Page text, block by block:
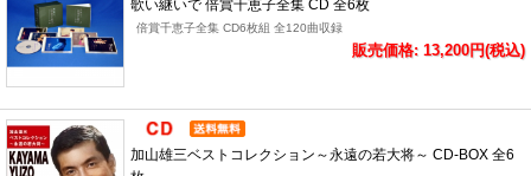
歌い継いで 倍賞千恵子全集 CD 全6枚
倍賞千恵子全集 CD6枚組 全120曲収録
販売価格: 13,200円(税込)
加山雄三ベストコレクション～永遠の若大将～ CD-BOX 全6